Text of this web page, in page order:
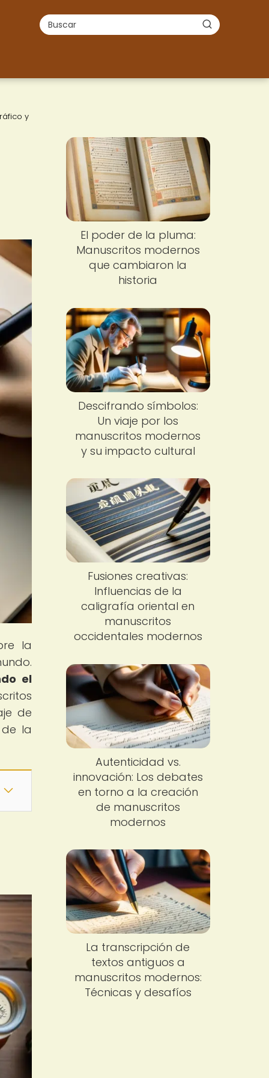
y
la
el
de
la
El poder de la pluma:
Manuscritos modernos
que cambiaron la
historia
Descifrando símbolos:
Un viaje por los
manuscritos modernos
y su impacto cultural
Fusiones creativas:
Influencias de la
caligrafía oriental en
manuscritos
occidentales modernos
Autenticidad vs.
innovación: Los debates
en torno a la creación
de manuscritos
modernos
La transcripción de
textos antiguos a
manuscritos modernos:
Técnicas y desafíos